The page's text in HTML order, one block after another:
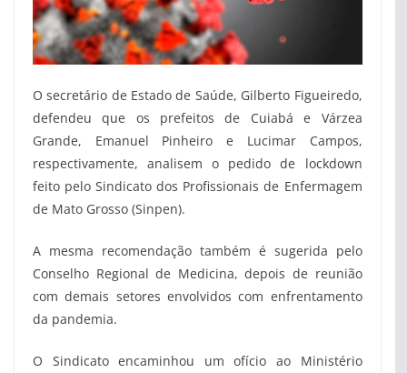
O secretário de Estado de Saúde, Gilberto Figueiredo,
defendeu que os prefeitos de Cuiabá e Várzea
Grande, Emanuel Pinheiro e Lucimar Campos,
respectivamente, analisem o pedido de lockdown
feito pelo Sindicato dos Profissionais de Enfermagem
de Mato Grosso (Sinpen).
A mesma recomendação também é sugerida pelo
Conselho Regional de Medicina, depois de reunião
com demais setores envolvidos com enfrentamento
da pandemia.
O Sindicato encaminhou um ofício ao Ministério